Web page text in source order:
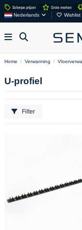
Nederlands Wishlist
Home Verwarming
U-profiel
Filter